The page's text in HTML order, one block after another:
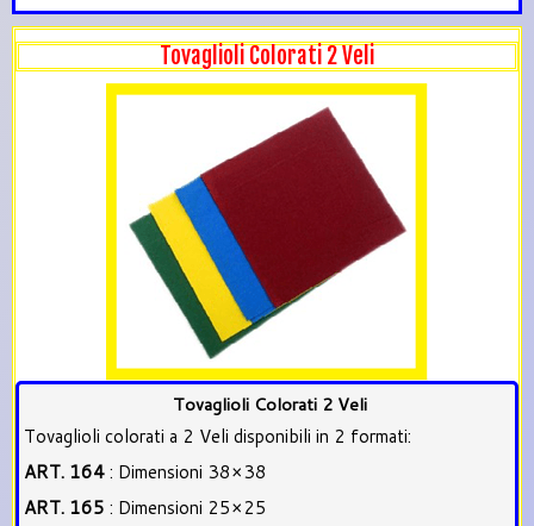
Tovaglioli Colorati 2 Veli
Tovaglioli Colorati 2 Veli
Tovaglioli colorati a 2 Veli disponibili in 2 formati:
ART. 164: Dimensioni 38×38
ART. 165 : Dimensioni 25×25